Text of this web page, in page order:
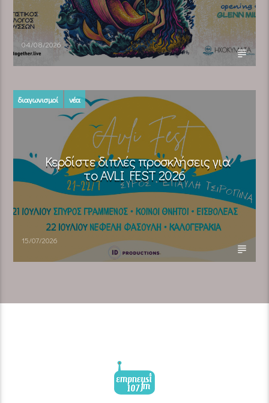
04/08/2026
διαγωνισμοί νέα
Κερδίστε διπλές προσκλήσεις για
το AVLI FEST 2026
15/07/2026